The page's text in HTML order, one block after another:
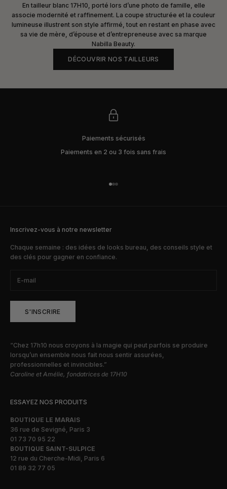
En tailleur blanc 17H10, porté lors d’une photo de famille, elle
associe modernité et raffinement. La coupe structurée et la couleur
lumineuse illustrent son style affirmé, tout en restant en phase avec
sa vie de mère, d’épouse et d’entrepreneuse avec sa marque
Nabilla Beauty.
DÉCOUVRIR NOS TAILLEURS
Paiements sécurisés
Paiements en 2 ou 3 fois sans frais
Aller à l'élément 1
Aller à l'élément 2
Aller à l'élément 3
Inscrivez-vous à notre newsletter
Chaque semaine : des idées de looks bureau, des conseils style et
des clés pour gagner en confiance.
S'INSCRIRE
“Chez 17h10 nous croyons à la magie qui peut parfois se produire
lorsqu’un ensemble nous fait nous sentir assurées,
professionnelles et invincibles.”
Caroline et Amélie, fondatrices de 17H10
ESSAYEZ NOS PRODUITS
BOUTIQUE LE MARAIS
36 rue de Sevigné, Paris 3
01 73 70 95 22
BOUTIQUE SAINT-SULPICE
12 rue du Cherche-Midi, Paris 6
01 89 32 77 05